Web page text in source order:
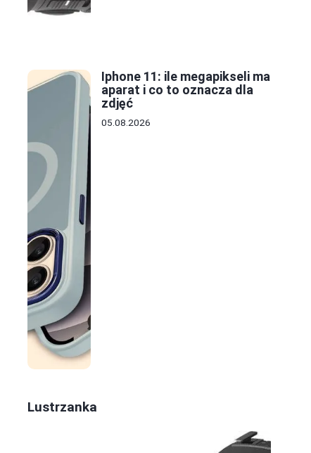
Iphone 11: ile megapikseli ma
aparat i co to oznacza dla
zdjęć
05.08.2026
Lustrzanka